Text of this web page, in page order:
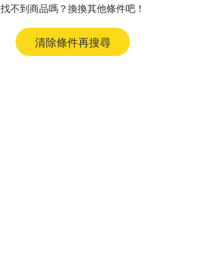
找不到商品嗎？換換其他條件吧！
清除條件再搜尋